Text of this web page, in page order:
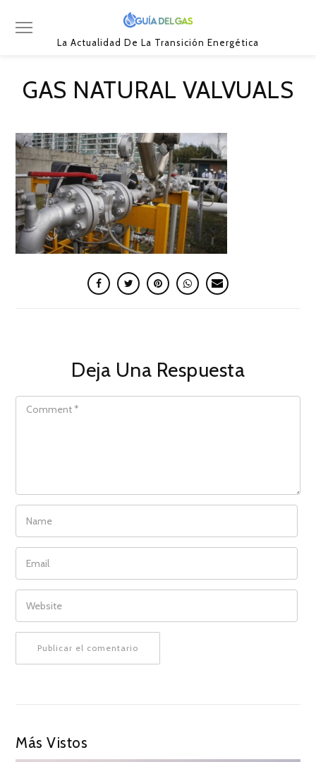
La Actualidad De La Transición Energética
GAS NATURAL VALVUALS
Deja Una Respuesta
COMMENT
NAME
EMAIL
WEBSITE
Más Vistos